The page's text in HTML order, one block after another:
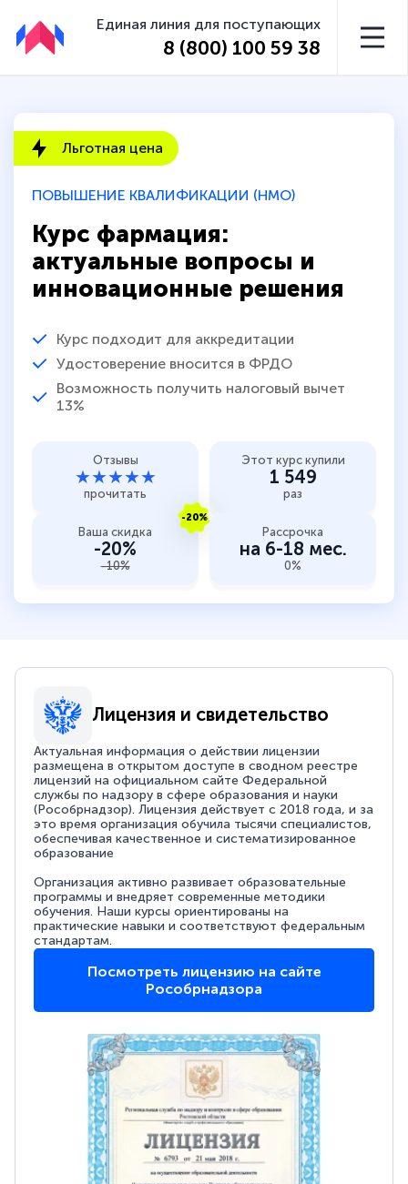
Единая линия для поступающих
8 (800) 100 59 38
ПОВЫШЕНИЕ КВАЛИФИКАЦИИ (НМО)
Курс фармация:
актуальные вопросы и
инновационные решения
Курс подходит для аккредитации
Удостоверение вносится в ФРДО
Возможность получить налоговый вычет
13%
Льготная цена
Отзывы
★★★★★
прочитать
Этот курс купили
1 549
раз
-20%
Ваша скидка
-20%
-10%
Рассрочка
на 6-18 мес.
0%
Лицензия и свидетельство
Актуальная информация о действии лицензии
размещена в открытом доступе в сводном реестре
лицензий на официальном сайте Федеральной
службы по надзору в сфере образования и науки
(Рособрнадзор). Лицензия действует с 2018 года, и за
это время организация обучила тысячи специалистов,
обеспечивая качественное и систематизированное
образование
Организация активно развивает образовательные
программы и внедряет современные методики
обучения. Наши курсы ориентированы на
практические навыки и соответствуют федеральным
стандартам.
Посмотреть лицензию на сайте
Рособрнадзора